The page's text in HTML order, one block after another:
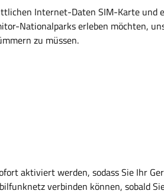
Internet-Daten SIM-Karte und
Nationalparks erleben möchten,
zu müssen.
aktiviert werden, sodass Sie Ihr
verbinden können, sobald